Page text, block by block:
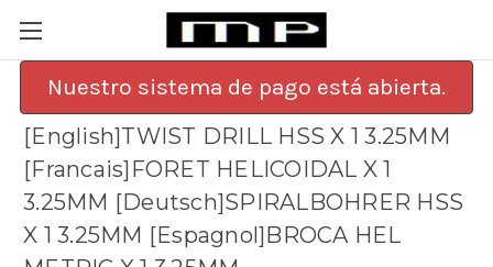
Nuestro sistema de pago está abierta.
[English]TWIST DRILL HSS X 1 3.25MM
[Francais]FORET HELICOIDAL X 1
3.25MM [Deutsch]SPIRALBOHRER HSS
X 1 3.25MM [Espagnol]BROCA HEL